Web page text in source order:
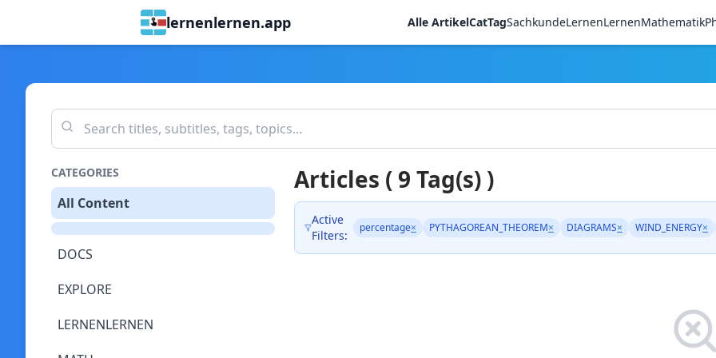
lernenlernen.app Alle ArtikelCatTagSachkundeLernenLernenMathematik
CATEGORIES
All Content
DOCS
EXPLORE
LERNENLERNEN
Articles ( 9 Tag(s) )
Active
Filters:
percentage× PYTHAGOREAN_THEOREM× DIAGRAMS× WIND_ENERGY×